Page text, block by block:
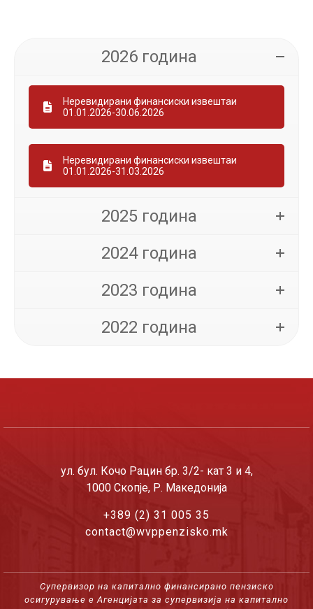
2026 година
Неревидирани финансиски извештаи
01.01.2026-30.06.2026
Неревидирани финансиски извештаи
01.01.2026-31.03.2026
2025 година
2024 година
2023 година
2022 година
ул. бул. Кочо Рацин бр. 3/2- кат 3 и 4,
1000 Скопје, Р. Македонија
+389 (2) 31 005 35
contact@wvppenzisko.mk
Супервизор на капитално финансирано пензиско
осигурување е Агенцијата за супервизија на капитално